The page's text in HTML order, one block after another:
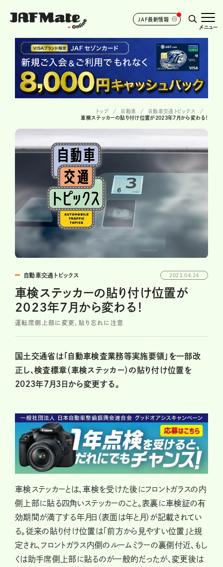
JAF最新情報
メニュー
トップ 自動車
自動車交通トピックス
車検ステッカーの貼り付け位置が2023年7月から変わる！
自動車交通トピックス 2023.04.24
車検ステッカーの貼り付け位置が
2023年7月から変わる！
運転席側上部に変更、貼り忘れに注意
国土交通省は「自動車検査業務等実施要領」を一部改
正し、検査標章（車検ステッカー）の貼り付け位置を
2023年7月3日から変更する。
車検ステッカーとは、車検を受けた後にフロントガラスの内
側上部に貼る四角いステッカーのこと。表裏に車検証の有
効期間が満了する年月日（表面は年と月）が記載されてい
る。従来の貼り付け位置は「前方から見やすい位置」と規
定され、フロントガラス内側のルームミラーの裏側付近、もし
くは助手席側上部に貼るのが一般的だったが、変更後は